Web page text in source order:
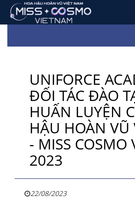
UNIFORCE
ĐỐI TÁC ĐÀO
HUẤN LUYỆN
HẬU HOÀN VŨ
- MISS COSMO
2023
22/08/2023